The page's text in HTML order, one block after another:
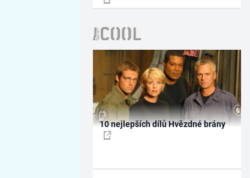
10 nejlepších dílů Hvězdné brány